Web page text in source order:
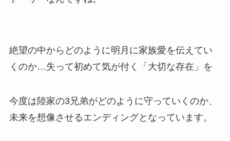
絶望の中からどのように明月に家族愛を伝えてい
くのか…失って初めて気が付く「大切な存在」を
今度は陸家の3兄弟がどのように守っていくのか、
未来を想像させるエンディングとなっています。